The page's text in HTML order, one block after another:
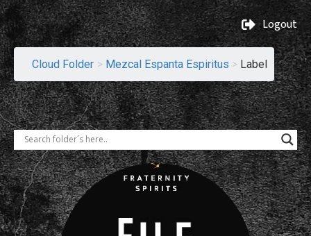
Logout
Cloud Folder > Mezcal Espanta Espiritus > Label